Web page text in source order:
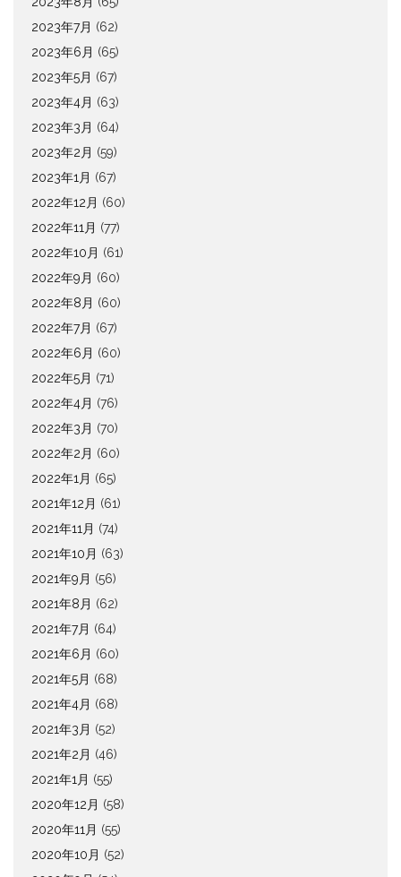
2023年7月 (62)
2023年6月 (65)
2023年5月 (67)
2023年4月 (63)
2023年3月 (64)
2023年2月 (59)
2023年1月 (67)
2022年12月 (60)
2022年11月 (77)
2022年10月 (61)
2022年9月 (60)
2022年8月 (60)
2022年7月 (67)
2022年6月 (60)
2022年5月 (71)
2022年4月 (76)
2022年3月 (70)
2022年2月 (60)
2022年1月 (65)
2021年12月 (61)
2021年11月 (74)
2021年10月 (63)
2021年9月 (56)
2021年8月 (62)
2021年7月 (64)
2021年6月 (60)
2021年5月 (68)
2021年4月 (68)
2021年3月 (52)
2021年2月 (46)
2021年1月 (55)
2020年12月 (58)
2020年11月 (55)
2020年10月 (52)